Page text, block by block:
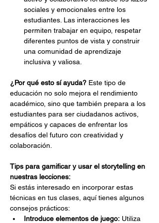
sociales y emocionales entre los
estudiantes. Las interacciones les
permiten trabajar en equipo, respetar
diferentes puntos de vista y construir
una comunidad de aprendizaje
inclusiva y valiosa.
¿Por qué esto sí ayuda? Este tipo de
educación no solo mejora el rendimiento
académico, sino que también prepara a los
estudiantes para ser ciudadanos activos,
empáticos y capaces de enfrentar los
desafíos del futuro con creatividad y
colaboración.
Tips para gamificar y usar el storytelling en
nuestras lecciones:
Si estás interesado en incorporar estas
técnicas en tus clases, aquí tienes algunos
consejos prácticos:
Introduce elementos de juego: Utiliza